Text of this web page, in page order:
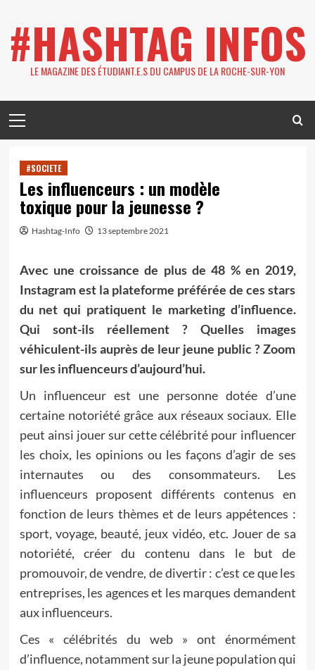
content
#HASHTAG INFOS
LE MAGAZINE DES ÉTUDIANT.E.S DU CAMPUS DE LA ROCHE-SUR-YON
Menu
#SOCIETE
Les influenceurs : un modèle
toxique pour la jeunesse ?
Hashtag-Info 13 septembre 2021
Avec une croissance de plus de 48 % en 2019,
Instagram est la plateforme préférée de ces stars
du net qui pratiquent le marketing d’influence.
Qui sont-ils réellement ? Quelles images
véhiculent-ils auprès de leur jeune public ? Zoom
sur les influenceurs d’aujourd’hui.
Un influenceur est une personne dotée d’une
certaine notoriété grâce aux réseaux sociaux. Elle
peut ainsi jouer sur cette célébrité pour influencer
les choix, les opinions ou les façons d’agir de ses
internautes ou des consommateurs. Les
influenceurs proposent différents contenus en
fonction de leurs thèmes et de leurs appétences :
sport, voyage, beauté, jeux vidéo, etc. Jouer de sa
notoriété, créer du contenu dans le but de
promouvoir, de vendre, de divertir : c’est ce que les
entreprises, les agences et les marques demandent
aux influenceurs.
Ces « célébrités du web » ont énormément
d’influence, notamment sur la jeune population qui